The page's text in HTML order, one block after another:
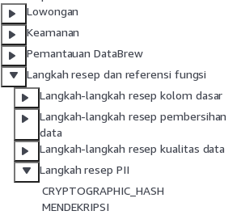
Lowongan
Keamanan
Pemantauan DataBrew
Langkah resep dan referensi fungsi
Langkah-langkah resep kolom dasar
Langkah-langkah resep pembersihan
data
Langkah-langkah resep kualitas data
Langkah resep PII
CRYPTOGRAPHIC_HASH
MENDEKRIPSI